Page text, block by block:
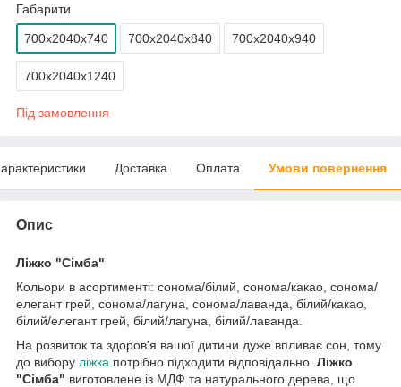
Габарити
700х2040х740 700х2040х840 700х2040х940
700х2040х1240
Під замовлення
Доставка Оплата Умови повернення
Опис
Ліжко "Сімба"
Кольори в асортименті: сонома/білий, сонома/какао, сонома/
елегант грей, сонома/лагуна, сонома/лаванда, білий/какао,
білий/елегант грей, білий/лагуна, білий/лаванда.
На розвиток та здоров'я вашої дитини дуже впливає сон, тому
до вибору ліжка потрібно підходити відповідально. Ліжко
"Сімба" виготовлене із МДФ та натурального дерева, що